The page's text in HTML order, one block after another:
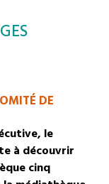
DE
le
à découvrir
cinq